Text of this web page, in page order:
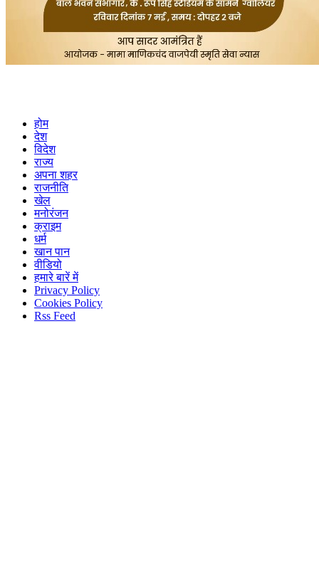
होम
देश
विदेश
राज्य
अपना शहर
राजनीति
खेल
मनोरंजन
क्राइम
धर्म
खान पान
वीडियो
हमारे बारें में
Privacy Policy
Cookies Policy
Rss Feed